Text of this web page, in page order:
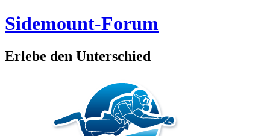
Sidemount-Forum
Erlebe den Unterschied